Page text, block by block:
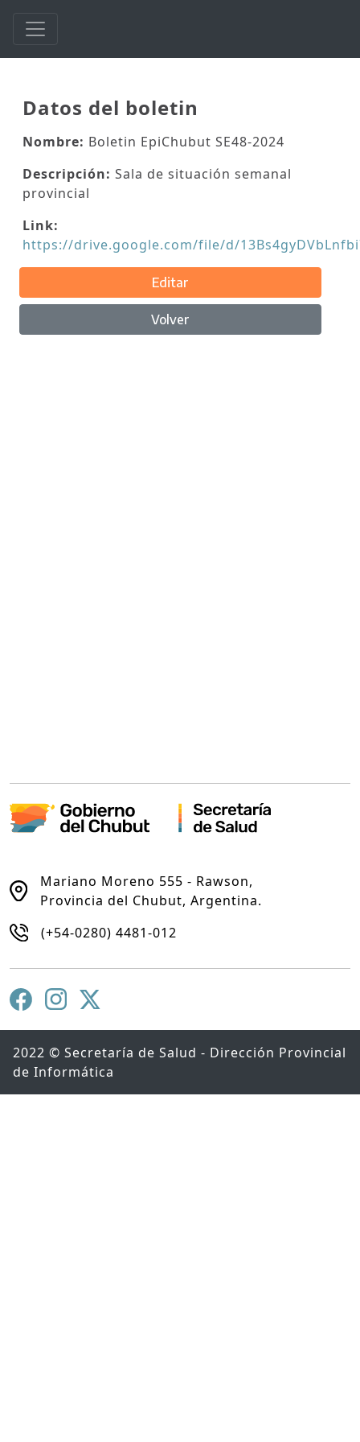
Datos del boletin
Nombre: Boletin EpiChubut SE48-2024
Descripción: Sala de situación semanal
provincial
Link:
https://drive.google.com/file/d/
Editar
Volver
Mariano Moreno 555 - Rawson,
Provincia del Chubut, Argentina.
(+54-0280) 4481-012
2022 © Secretaría de Salud - Dirección Provincial
de Informática